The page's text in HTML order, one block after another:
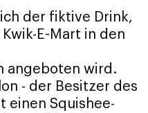
der fiktive Drink,
E-Mart in den
angeboten wird.
- der Besitzer des
einen Squishee-